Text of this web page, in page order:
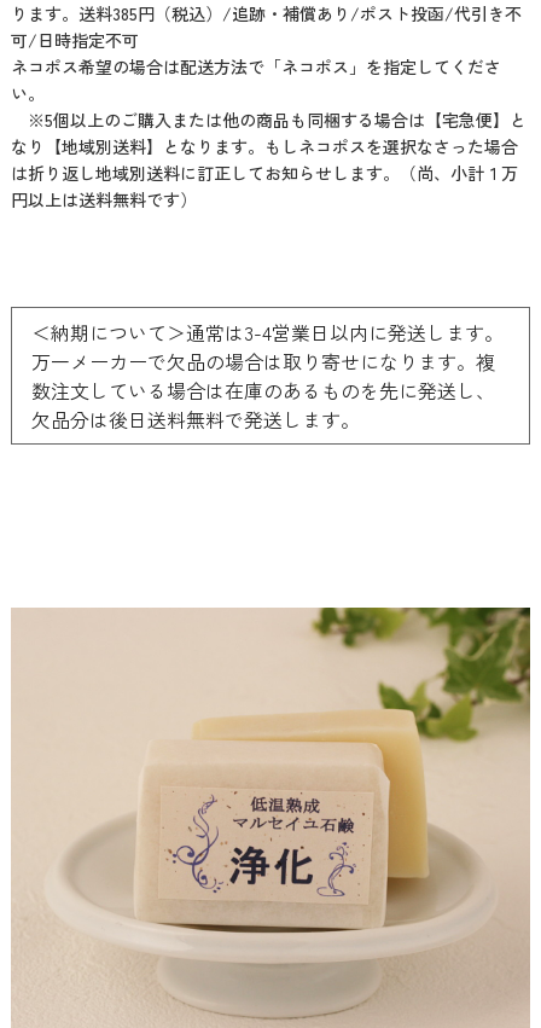
ります。送料385円（税込）/追跡・補償あり/ポスト投函/代引き不
可/日時指定不可
ネコポス希望の場合は配送方法で「ネコポス」を指定してくださ
い。
※5個以上のご購入または他の商品も同梱する場合は【宅急便】と
なり【地域別送料】となります。もしネコポスを選択なさった場合
は折り返し地域別送料に訂正してお知らせします。（尚、小計１万
円以上は送料無料です）
＜納期について＞通常は3-4営業日以内に発送します。
万一メーカーで欠品の場合は取り寄せになります。複
数注文している場合は在庫のあるものを先に発送し、
欠品分は後日送料無料で発送します。